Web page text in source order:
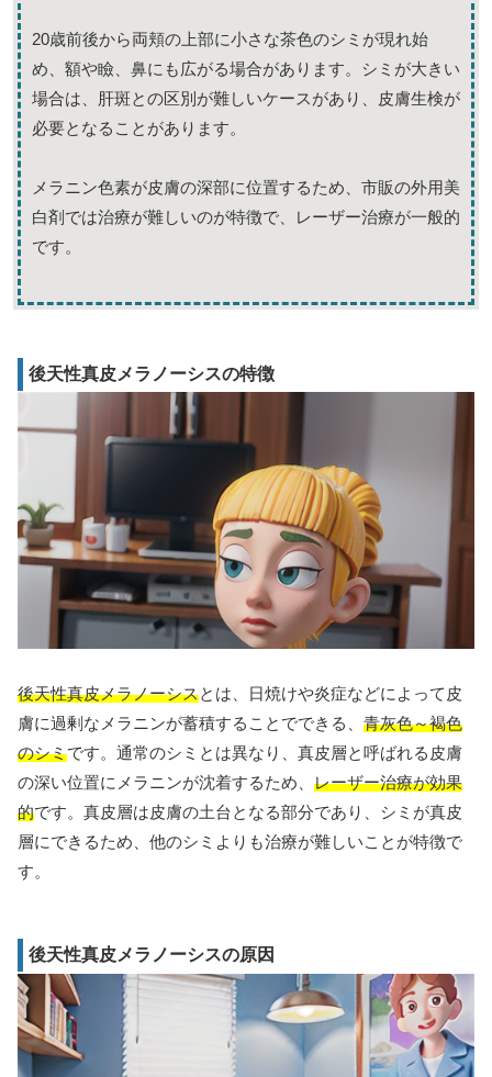
20歳前後から両頬の上部に小さな茶色のシミが現れ始
め、額や瞼、鼻にも広がる場合があります。シミが大きい
場合は、肝斑との区別が難しいケースがあり、皮膚生検が
必要となることがあります。
メラニン色素が皮膚の深部に位置するため、市販の外用美
白剤では治療が難しいのが特徴で、レーザー治療が一般的
です。
後天性真皮メラノーシスの特徴
後天性真皮メラノーシスとは、日焼けや炎症などによって皮
膚に過剰なメラニンが蓄積することでできる、 青灰色～褐色
のシミです。通常のシミとは異なり、真皮層と呼ばれる皮膚
の深い位置にメラニンが沈着するため、 レーザー治療が効果
的です。真皮層は皮膚の土台となる部分であり、シミが真皮
層にできるため、他のシミよりも治療が難しいことが特徴で
す。
後天性真皮メラノーシスの原因